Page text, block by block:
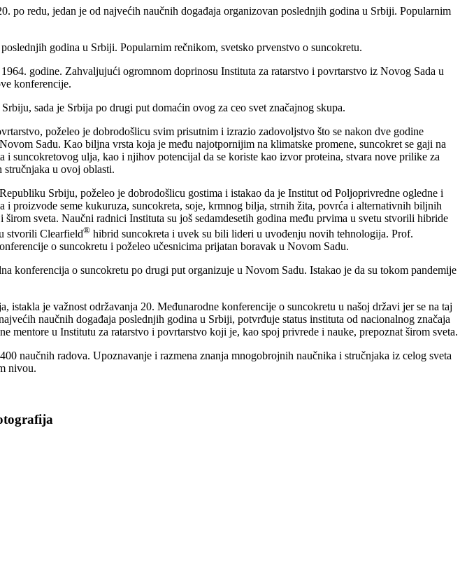
po redu, jedan je od najvećih naučnih događaja organizovan poslednjih godina u Srbiji. Popularnim
godina u Srbiji. Popularnim rečnikom, svetsko prvenstvo o suncokretu.
godine. Zahvaljujući ogromnom doprinosu Instituta za ratarstvo i povrtarstvo iz Novog Sada u
konferencije.
sada je Srbija po drugi put domaćin ovog za ceo svet značajnog skupa.
poželeo je dobrodošlicu svim prisutnim i izrazio zadovoljstvo što se nakon dve godine
Sadu. Kao biljna vrsta koja je među najotpornijim na klimatske promene, suncokret se gaji na
suncokretovog ulja, kao i njihov potencijal da se koriste kao izvor proteina, stvara nove prilike za
stručnjaka u ovoj oblasti.
Srbiju, poželeo je dobrodošlicu gostima i istakao da je Institut od Poljoprivredne ogledne i
proizvode seme kukuruza, suncokreta, soje, krmnog bilja, strnih žita, povrća i alternativnih biljnih
sveta. Naučni radnici Instituta su još sedamdesetih godina među prvima u svetu stvorili hibride
stvorili Clearfield® hibrid suncokreta i uvek su bili lideri u uvođenju novih tehnologija. Prof.
o suncokretu i poželeo učesnicima prijatan boravak u Novom Sadu.
konferencija o suncokretu po drugi put organizuje u Novom Sadu. Istakao je da su tokom pandemije
je važnost održavanja 20. Međunarodne konferencije o suncokretu u našoj državi jer se na taj
naučnih događaja poslednjih godina u Srbiji, potvrđuje status instituta od nacionalnog značaja
u Institutu za ratarstvo i povrtarstvo koji je, kao spoj privrede i nauke, prepoznat širom sveta.
naučnih radova. Upoznavanje i razmena znanja mnogobrojnih naučnika i stručnjaka iz celog sveta
nivou.